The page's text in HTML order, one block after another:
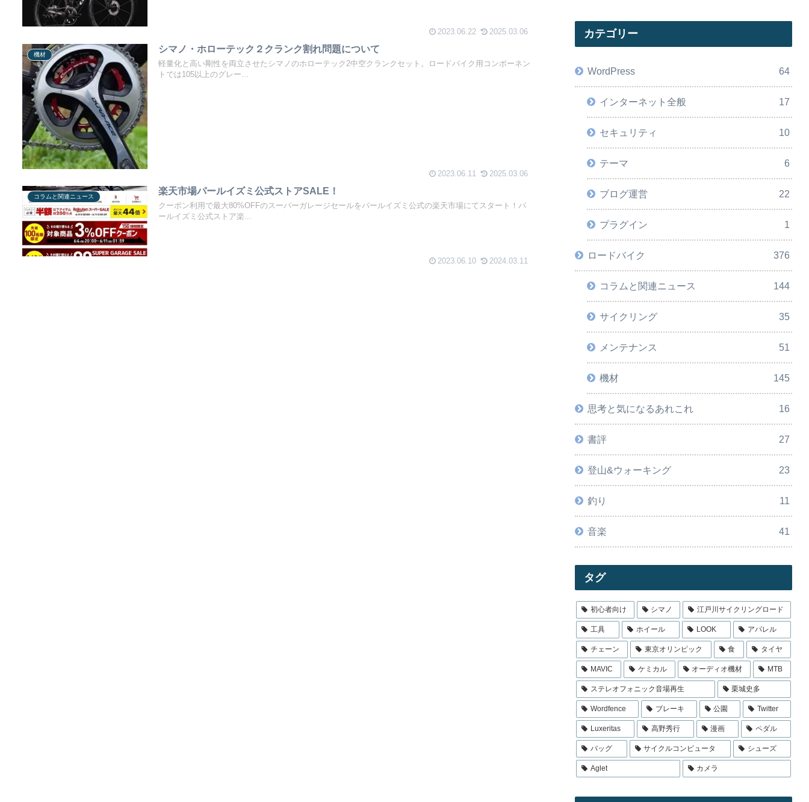
2023.06.22 2025.03.06
機材
シマノ・ホローテック２クランク割れ問題について
軽量化と高い剛性を両立させたシマノのホローテック2中空クランクセット。ロードバイク用コンポーネン
トでは105以上のグレー...
2023.06.11 2025.03.06
コラムと関連ニュース
楽天市場パールイズミ公式ストアSALE！
クーポン利用で最大80%OFFのスーパーガレージセールをパールイズミ公式の楽天市場にてスタート！パ
ールイズミ公式ストア楽...
2023.06.10 2024.03.11
カテゴリー
WordPress 64
インターネット全般 17
セキュリティ 10
テーマ 6
ブログ運営 22
プラグイン 1
ロードバイク 376
コラムと関連ニュース 144
サイクリング 35
メンテナンス 51
機材 145
思考と気になるあれこれ 16
書評 27
登山&ウォーキング 23
釣り 11
音楽 41
タグ
初心者向け シマノ 江戸川サイクリングロード
工具 ホイール LOOK アパレル
チェーン 東京オリンピック 食 タイヤ
MAVIC ケミカル オーディオ機材 MTB
ステレオフォニック音場再生 栗城史多
Wordfence ブレーキ 公園 Twitter
Luxeritas 高野秀行 漫画 ペダル
バッグ サイクルコンピュータ シューズ
Aglet カメラ